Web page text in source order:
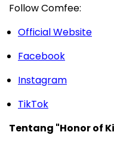
Follow Comfee:
Official Website
Facebook
Instagram
TikTok
Tentang "Honor of